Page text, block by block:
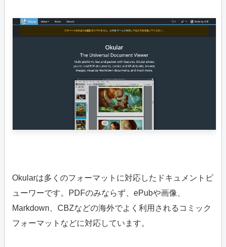
Okularは多くのフォーマットに対応したドキュメントビ
ューワーです。PDFのみならず、ePubや画像、
Markdown、CBZなどの海外でよく利用されるコミック
フォーマットなどに対応しています。